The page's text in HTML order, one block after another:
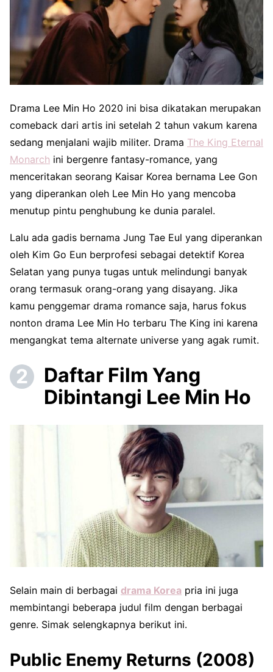
Drama Lee Min Ho 2020 ini bisa dikatakan merupakan
comeback dari artis ini setelah 2 tahun vakum karena
sedang menjalani wajib militer. Drama The King Eternal
Monarch ini bergenre fantasy-romance, yang
menceritakan seorang Kaisar Korea bernama Lee Gon
yang diperankan oleh Lee Min Ho yang mencoba
menutup pintu penghubung ke dunia paralel.
Lalu ada gadis bernama Jung Tae Eul yang diperankan
oleh Kim Go Eun berprofesi sebagai detektif Korea
Selatan yang punya tugas untuk melindungi banyak
orang termasuk orang-orang yang disayang. Jika
kamu penggemar drama romance saja, harus fokus
nonton drama Lee Min Ho terbaru The King ini karena
mengangkat tema alternate universe yang agak rumit.
Daftar Film Yang
Dibintangi Lee Min Ho
Selain main di berbagai drama Korea pria ini juga
membintangi beberapa judul film dengan berbagai
genre. Simak selengkapnya berikut ini.
Public Enemy Returns (2008)